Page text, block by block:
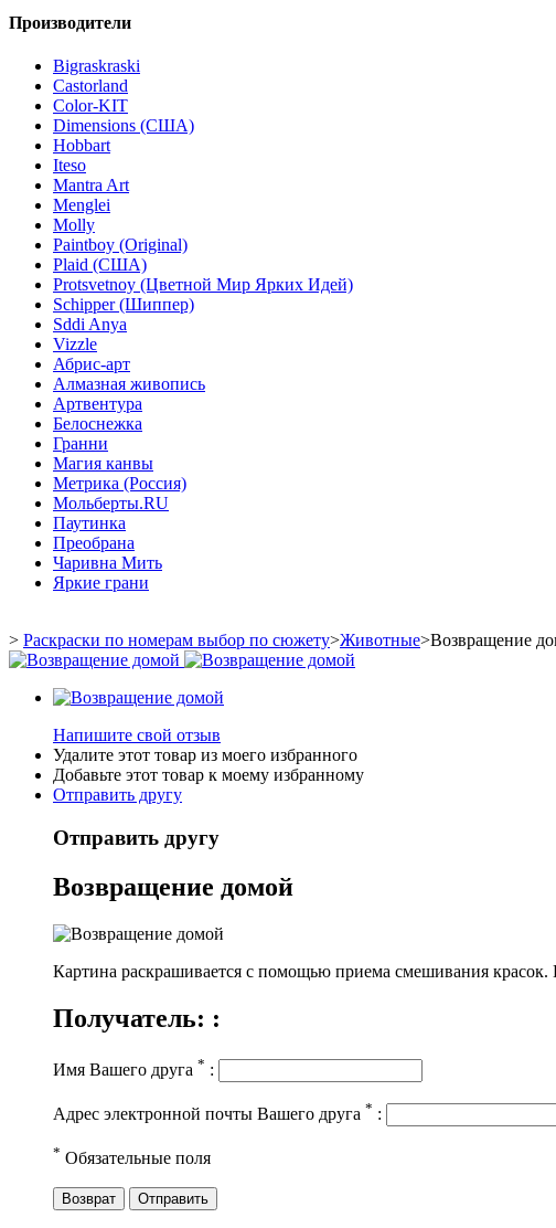
Производители
Bigraskraski
Castorland
Color-KIT
Dimensions (США)
Hobbart
Iteso
Mantra Art
Menglei
Molly
Paintboy (Original)
Plaid (США)
Protsvetnoy (Цветной Мир Ярких Идей)
Schipper (Шиппер)
Sddi Anya
Vizzle
Абрис-арт
Алмазная живопись
Артвентура
Белоснежка
Гранни
Магия канвы
Метрика (Россия)
Мольберты.RU
Паутинка
Преобрана
Чаривна Мить
Яркие грани
> Раскраски по номерам выбор по сюжету>Животные>Возвращение
Напишите свой отзыв
Удалите этот товар из моего избранного
Добавьте этот товар к моему избранному
Отправить другу
Отправить другу
Возвращение домой
Картина раскрашивается c помощью приема смешивания красок.
Получатель: :
Имя Вашего друга * :
Адрес электронной почты Вашего друга * :
* Обязательные поля
Возврат Отправить